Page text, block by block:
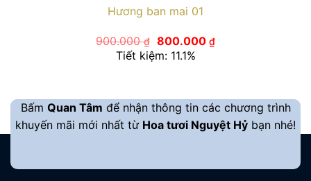
Hương ban mai 01
900.000₫ Giá
gốc
là:
800.000 ₫Giá
hiện
Tiết kiệm: 11.1%
Bấm Quan Tâm để nhận thông tin các chương trình
khuyến mãi mới nhất từ Hoa tươi Nguyệt Hỷ bạn nhé!